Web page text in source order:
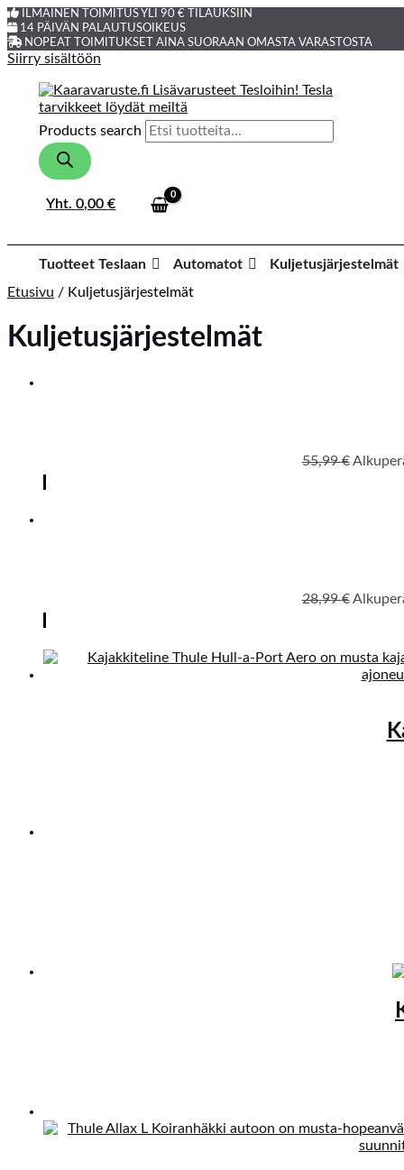
ILMAINEN TOIMITUS YLI 90 € TILAUKSIIN
14 PÄIVÄN PALAUTUSOIKEUS
NOPEAT TOIMITUKSET AINA SUORAAN OMASTA VARASTOSTA
Siirry sisältöön
Products search
Yht.0,00€
Tuotteet Teslaan Automatot
Kuljetusjärjestelmät
Etusivu / Kuljetusjärjestelmät
Kuljetusjärjestelmät
55,99€
28,99€